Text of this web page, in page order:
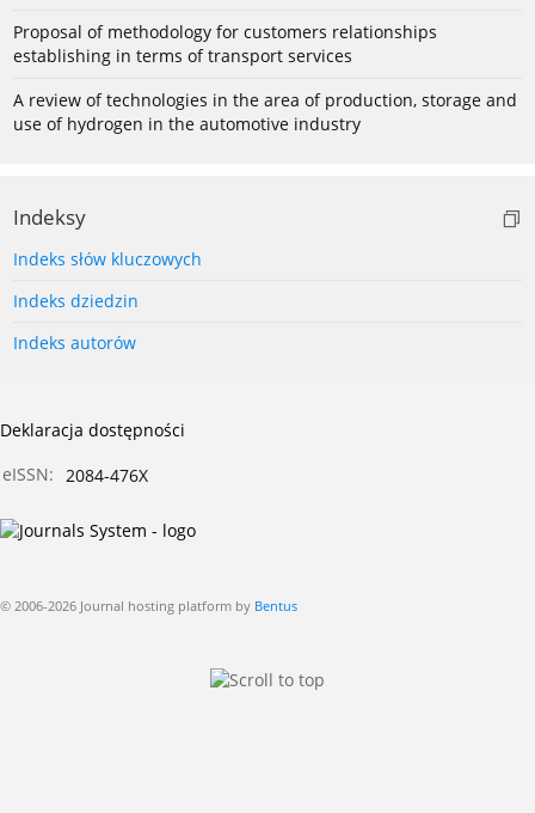
Proposal of methodology for customers relationships
establishing in terms of transport services
A review of technologies in the area of production, storage and
use of hydrogen in the automotive industry
Indeksy
Indeks słów kluczowych
Indeks dziedzin
Indeks autorów
Deklaracja dostępności
eISSN:
2084-476X
© 2006-2026 Journal hosting platform by Bentus